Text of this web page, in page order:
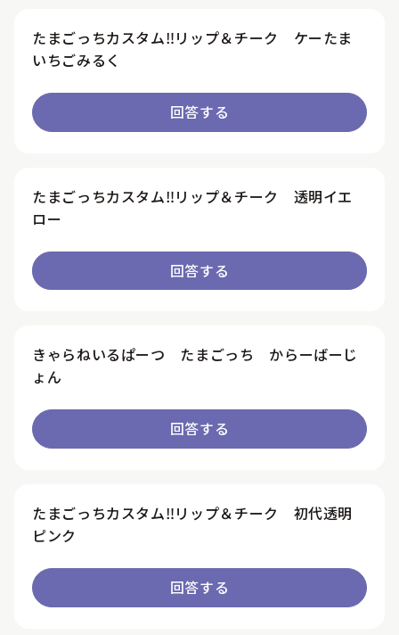
たまごっちカスタム‼リップ＆チーク ケーたま
いちごみるく
回答する
たまごっちカスタム‼リップ＆チーク 透明イエ
ロー
回答する
きゃらねいるぱーつ たまごっち からーばーじ
ょん
回答する
たまごっちカスタム‼リップ＆チーク 初代透明
ピンク
回答する